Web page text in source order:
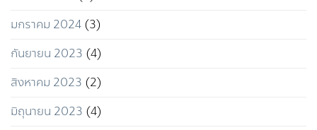
มกราคม 2024 (3)
กันยายน 2023 (4)
สิงหาคม 2023 (2)
มิถุนายน 2023 (4)